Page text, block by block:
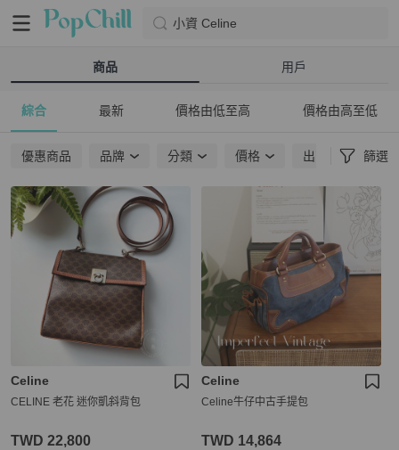
小資 Celine
商品 用戶
綜合 最新 價格由低至高 價格由高至低
優惠商品 品牌 分類 價格 出貨地點 篩選
Celine
CELINE 老花 迷你凱斜背包
TWD 22,800
Celine
Celine牛仔中古手提包
TWD 14,864